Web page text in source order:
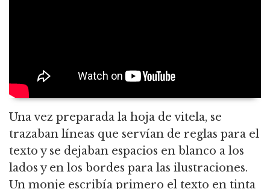
Una vez preparada la hoja de vitela, se
trazaban líneas que servían de reglas para el
texto y se dejaban espacios en blanco a los
lados y en los bordes para las ilustraciones.
Un monje escribía primero el texto en tinta